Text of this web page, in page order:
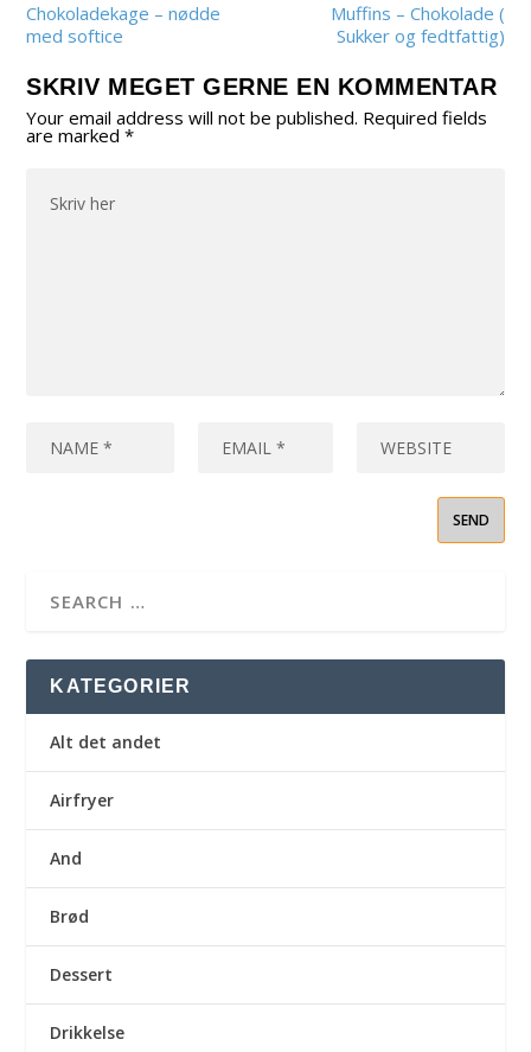
Chokoladekage – nødde
med softice
Muffins – Chokolade (
Sukker og fedtfattig)
SKRIV MEGET GERNE EN KOMMENTAR
Your email address will not be published. Required fields
are marked*
KATEGORIER
Alt det andet
Airfryer
And
Brød
Dessert
Drikkelse